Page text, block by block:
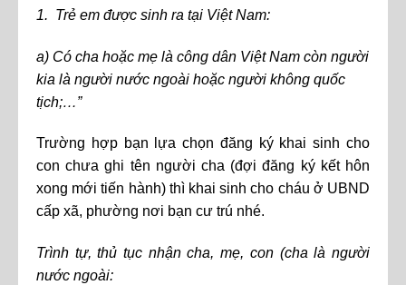
1. Trẻ em được sinh ra tại Việt Nam:
a) Có cha hoặc mẹ là công dân Việt Nam còn người
kia là người nước ngoài hoặc người không quốc
tịch;…”
Trường hợp bạn lựa chọn đăng ký khai sinh cho
con chưa ghi tên người cha (đợi đăng ký kết hôn
xong mới tiến hành) thì khai sinh cho cháu ở UBND
cấp xã, phường nơi bạn cư trú nhé.
Trình tự, thủ tục nhận cha, mẹ, con (cha là người
nước ngoài: